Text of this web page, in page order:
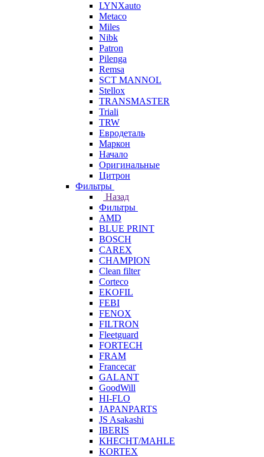
LYNXauto
Metaco
Miles
Nibk
Patron
Pilenga
Remsa
SCT MANNOL
Stellox
TRANSMASTER
Triali
TRW
Евродеталь
Маркон
Начало
Оригинальные
Цитрон
Фильтры
Назад
Фильтры
AMD
BLUE PRINT
BOSCH
CAREX
CHAMPION
Clean filter
Corteco
EKOFIL
FEBI
FENOX
FILTRON
Fleetguard
FORTECH
FRAM
Francecar
GALANT
GoodWill
HI-FLO
JAPANPARTS
JS Asakashi
IBERIS
KHECHT/MAHLE
KORTEX